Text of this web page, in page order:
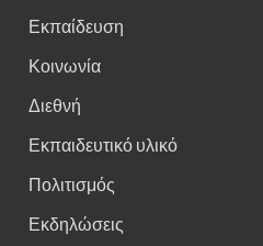
Εκπαίδευση
Κοινωνία
Διεθνή
Εκπαιδευτικό υλικό
Πολιτισμός
Εκδηλώσεις